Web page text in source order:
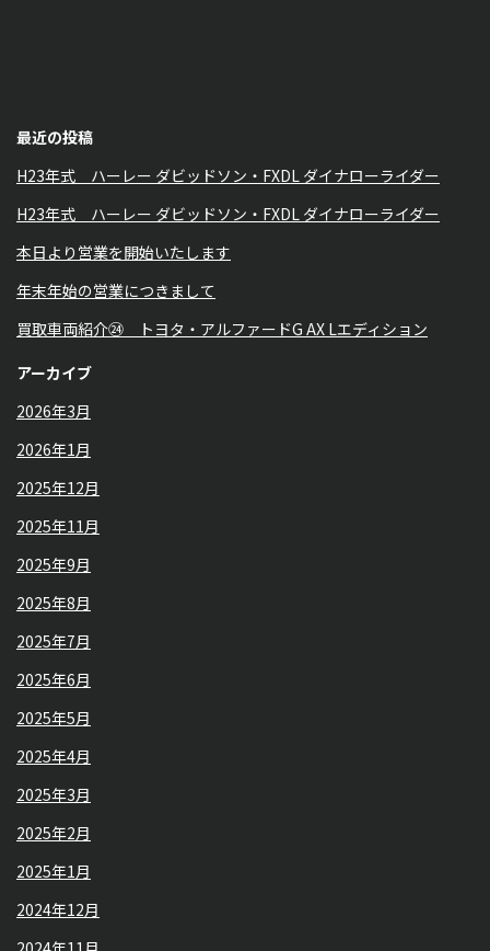
最近の投稿
H23年式 ハーレー ダビッドソン・FXDL ダイナローライダー
H23年式 ハーレー ダビッドソン・FXDL ダイナローライダー
本日より営業を開始いたします
年末年始の営業につきまして
買取車両紹介㉔ トヨタ・アルファードG AX Lエディション
アーカイブ
2026年3月
2026年1月
2025年12月
2025年11月
2025年9月
2025年8月
2025年7月
2025年6月
2025年5月
2025年4月
2025年3月
2025年2月
2025年1月
2024年12月